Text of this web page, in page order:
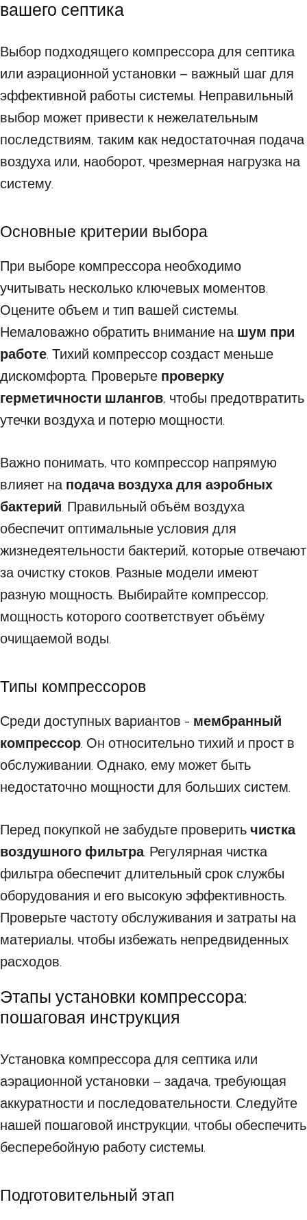
вашего септика
Выбор подходящего компрессора для септика
или аэрационной установки – важный шаг для
эффективной работы системы. Неправильный
выбор может привести к нежелательным
последствиям, таким как недостаточная подача
воздуха или, наоборот, чрезмерная нагрузка на
систему.
Основные критерии выбора
При выборе компрессора необходимо
учитывать несколько ключевых моментов.
Оцените объем и тип вашей системы.
Немаловажно обратить внимание на шум при
работе. Тихий компрессор создаст меньше
дискомфорта. Проверьте проверку
герметичности шлангов, чтобы предотвратить
утечки воздуха и потерю мощности.
Важно понимать, что компрессор напрямую
влияет на подача воздуха для аэробных
бактерий. Правильный объём воздуха
обеспечит оптимальные условия для
жизнедеятельности бактерий, которые отвечают
за очистку стоков. Разные модели имеют
разную мощность. Выбирайте компрессор,
мощность которого соответствует объёму
очищаемой воды.
Типы компрессоров
Среди доступных вариантов - мембранный
компрессор. Он относительно тихий и прост в
обслуживании. Однако, ему может быть
недостаточно мощности для больших систем.
Перед покупкой не забудьте проверить чистка
воздушного фильтра. Регулярная чистка
фильтра обеспечит длительный срок службы
оборудования и его высокую эффективность.
Проверьте частоту обслуживания и затраты на
материалы, чтобы избежать непредвиденных
расходов.
Этапы установки компрессора:
пошаговая инструкция
Установка компрессора для септика или
аэрационной установки – задача, требующая
аккуратности и последовательности. Следуйте
нашей пошаговой инструкции, чтобы обеспечить
бесперебойную работу системы.
Подготовительный этап